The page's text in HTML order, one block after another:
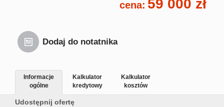
cena: 59 000 zł
Dodaj do notatnika
Udostępnij ofertę
Informacje
ogólne
Kalkulator
kredytowy
Kalkulator
kosztów